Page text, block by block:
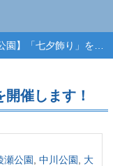
開催します！
瀬公園 中川公園
大